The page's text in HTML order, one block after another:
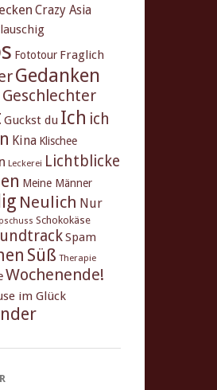
Crazy Asia
Fototour Fraglich
Gedanken
Geschlechter
Guckst du Ich ich
Kina Klischee
Leckerei Lichtblicke
Meine Männer
Neulich Nur
Schokokäse
Spam
Süß Therapie
Wochenende!
im Glück